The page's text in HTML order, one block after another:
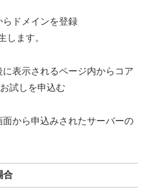
らドメインを登録
します。
に表示されるページ内からコア
試しを申込む
面から申込みされたサーバーの
合